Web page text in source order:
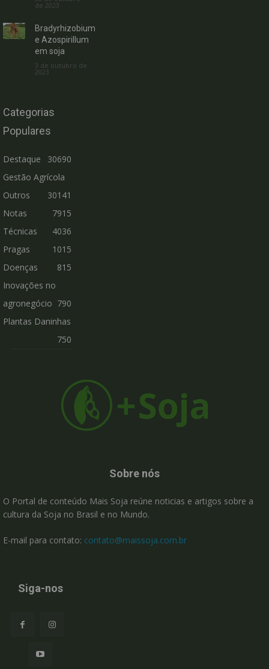
de 2023
Bradyrhizobium
e Azospirillum
em soja
3 de outubro de
2023
Categorias
Populares
Destaque
30690
Gestão Agrícola
30141
Outros
7915
Notas
Técnicas
4036
Pragas
1015
Doenças
815
Inovações no
agronegócio 790
Plantas Daninhas
750
Sobre nós
O Portal de conteúdo Mais Soja reúne noticias e artigos sobre a
cultura da Soja no Brasil e no Mundo.
E-mail para contato: contato@maissoja.com.br
Siga-nos